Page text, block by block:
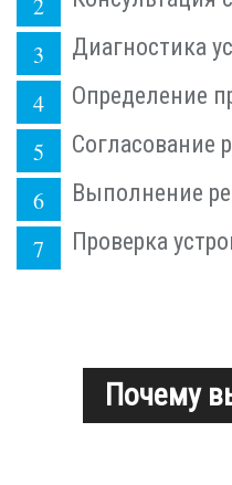
Диагностика
Определение
Согласование
Выполнение
Проверка
Почему